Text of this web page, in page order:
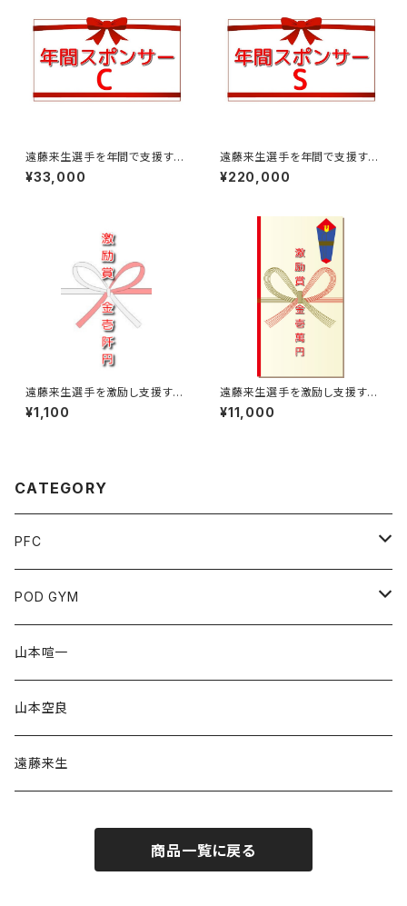
遠藤来生選手を年間で支援する
月￥33,000※年12回払い
¥33,000
遠藤来生選手を年間で支援する
月￥220,000※年12回払い
¥220,000
遠藤来生選手を激励し支援する
￥1,100【激励賞】
¥1,100
遠藤来生選手を激励し支援する
￥11,000【激励賞】
¥11,000
CATEGORY
PFC
チケット
協賛
グッズ
POD GYM
山本空良
クラファン
POD Tシャツ
山本喧一
山本空良
遠藤来生
商品一覧に戻る